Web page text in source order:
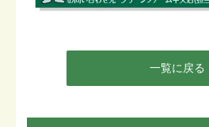
一覧に戻る